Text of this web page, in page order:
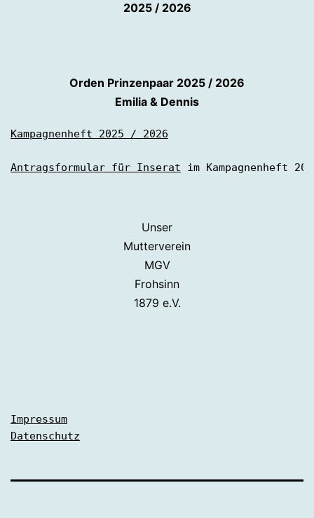
2025 / 2026
Orden Prinzenpaar 2025 / 2026
Emilia & Dennis
Kampagnenheft 2025 / 2026
Antragsformular für Inserat im Kampagnenheft
Unser
Mutterverein
MGV
Frohsinn
1879 e.V.
Impressum
Datenschutz